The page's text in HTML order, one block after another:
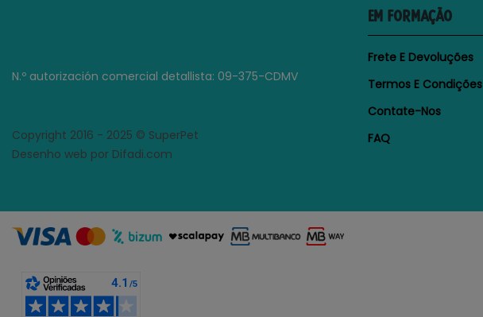
N.º autorización comercial detallista: 09-375-CDMV
Copyright 2016 - 2025 © SuperPet
Desenho web por Difadi.com
EM FORMAÇÃO
Frete E Devoluções
Termos E Condições
Contate-Nos
FAQ